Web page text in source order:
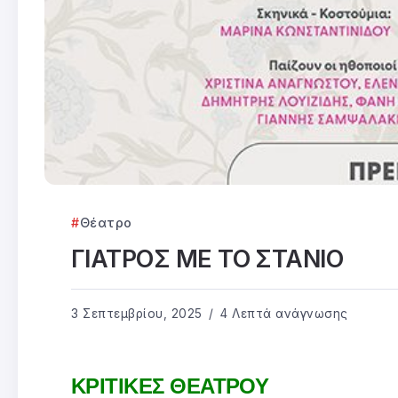
Θέατρο
ΓΙΑΤΡΟΣ ΜΕ ΤΟ ΣΤΑΝΙΟ
3 Σεπτεμβρίου, 2025 4 Λεπτά ανάγνωσης
ΚΡΙΤΙΚΕΣ ΘΕΑΤΡΟΥ